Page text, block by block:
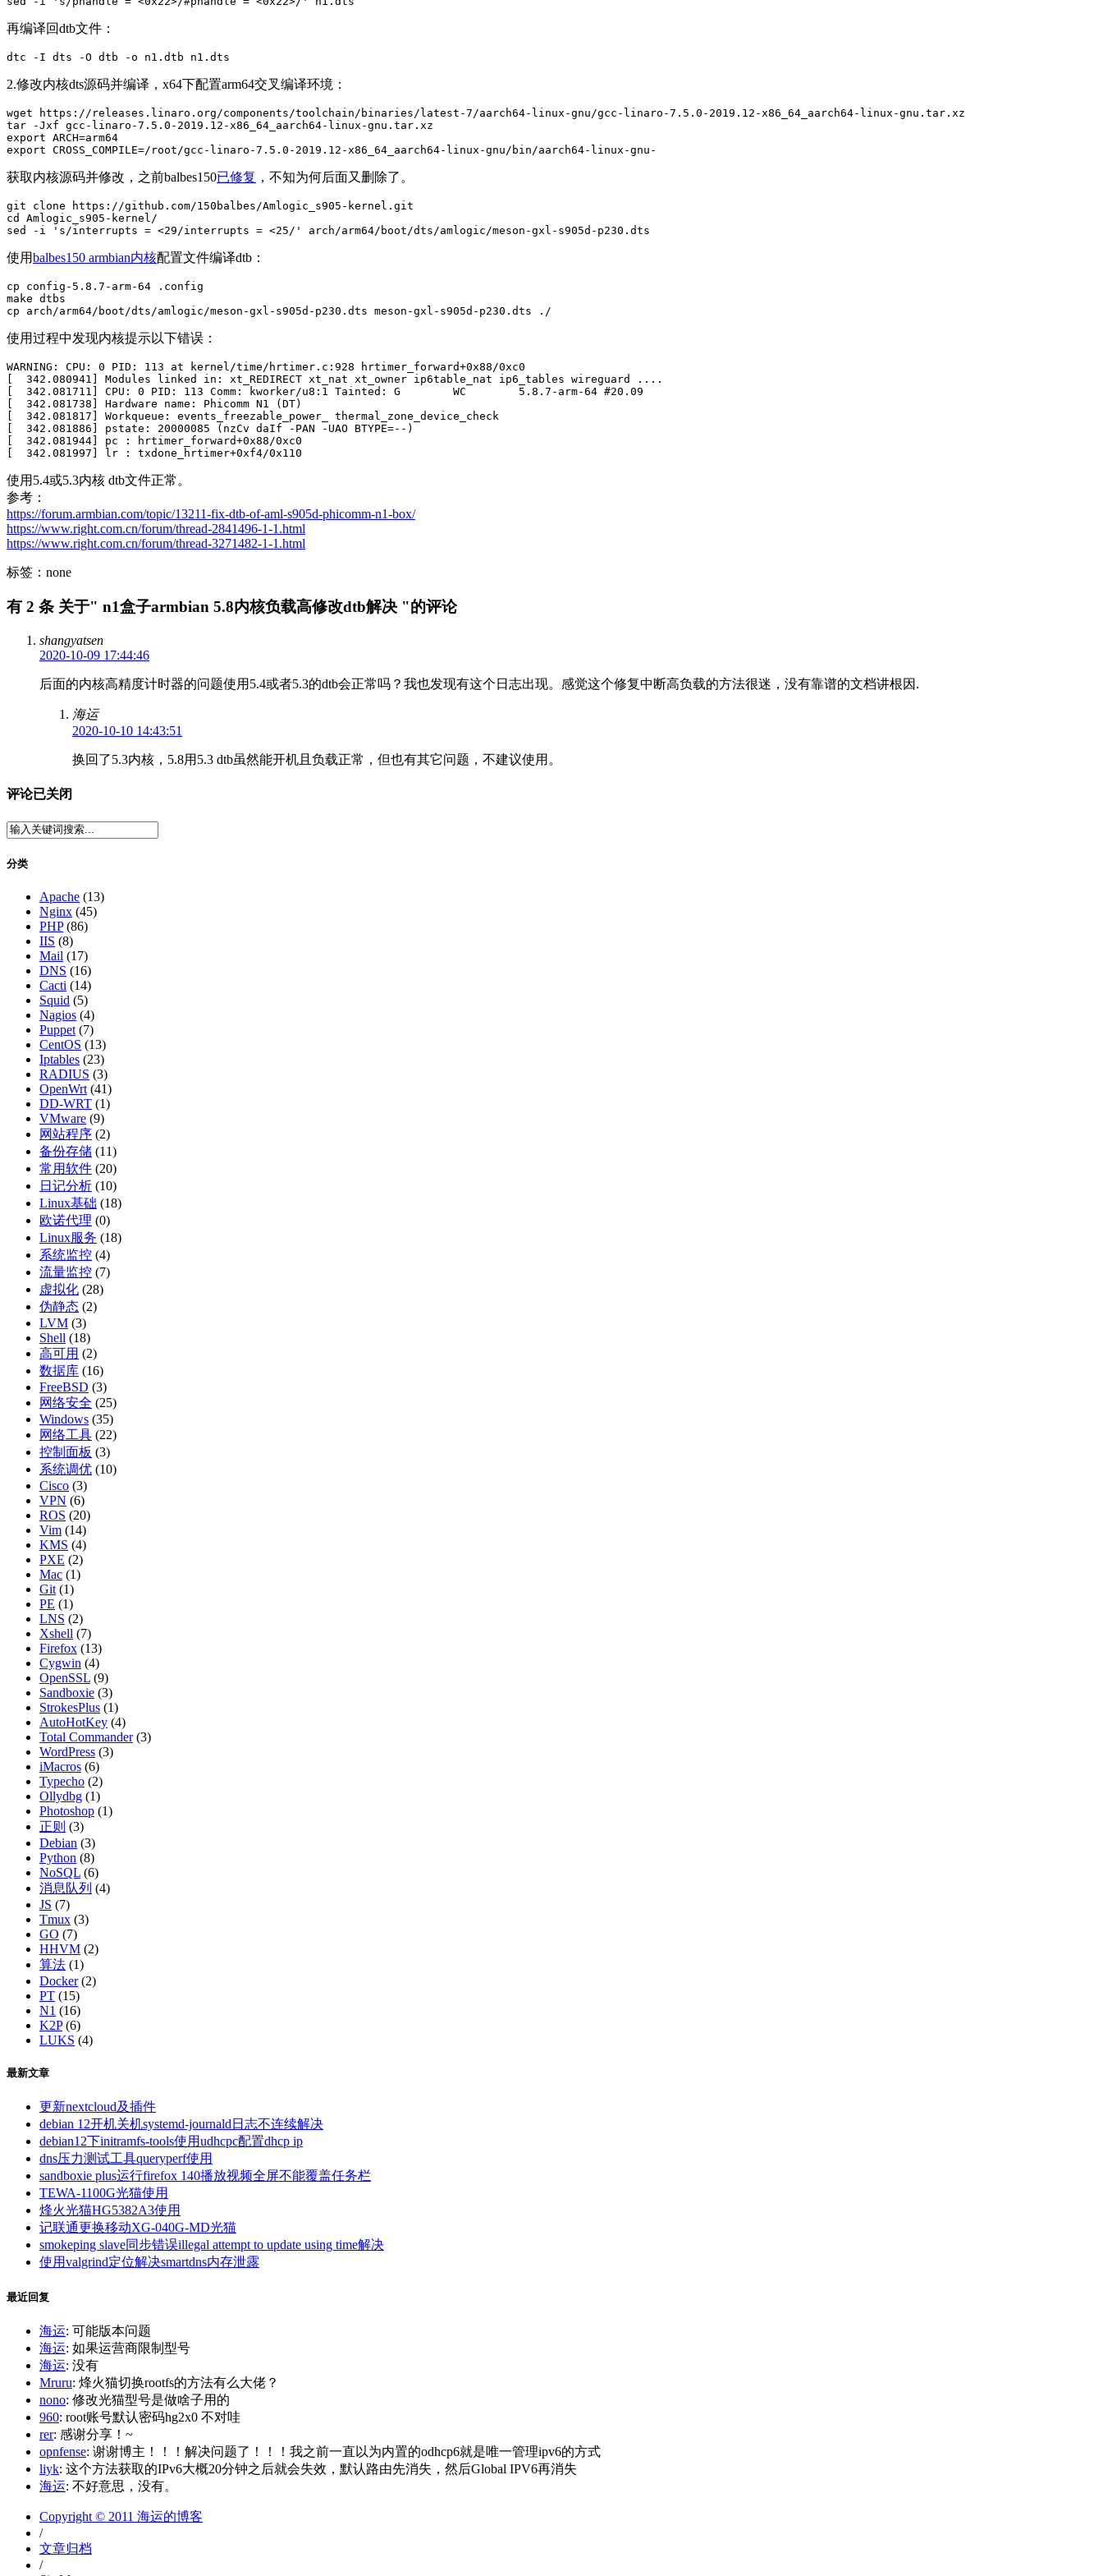
再编译回dtb文件：
dtc -I dts -O dtb -o n1.dtb n1.dts
2.修改内核dts源码并编译，x64下配置arm64交叉编译环境：
wget https://releases.linaro.org/components/toolchain/binaries/latest-7/aarch64-linux-gnu/gcc-linaro-7.5.0-2019.12-x86_64_aarch64-linux-gnu.tar.xz
tar -Jxf gcc-linaro-7.5.0-2019.12-x86_64_aarch64-linux-gnu.tar.xz
export ARCH=arm64
export CROSS_COMPILE=/root/gcc-linaro-7.5.0-2019.12-x86_64_aarch64-linux-gnu/bin/aarch64-linux-gnu-
获取内核源码并修改，之前balbes150已修复 ，不知为何后面又删除了。
git clone https://github.com/150balbes/Amlogic_s905-kernel.git
cd Amlogic_s905-kernel/
sed -i 's/interrupts = <29/interrupts = <25/' arch/arm64/boot/dts/amlogic/meson-gxl-s905d-p230.dts
使用balbes150 armbian内核配置文件编译dtb：
cp config-5.8.7-arm-64 .config
make dtbs
cp arch/arm64/boot/dts/amlogic/meson-gxl-s905d-p230.dts meson-gxl-s905d-p230.dts ./
使用过程中发现内核提示以下错误：
WARNING: CPU: 0 PID: 113 at kernel/time/hrtimer.c:928 hrtimer_forward+0x88/0xc0
[  342.080941] Modules linked in: xt_REDIRECT xt_nat xt_owner ip6table_nat ip6_tables wireguard ....
[  342.081711] CPU: 0 PID: 113 Comm: kworker/u8:1 Tainted: G        WC        5.8.7-arm-64 #20.09
[  342.081738] Hardware name: Phicomm N1 (DT)
[  342.081817] Workqueue: events_freezable_power_ thermal_zone_device_check
[  342.081886] pstate: 20000085 (nzCv daIf -PAN -UAO BTYPE=--)
[  342.081944] pc : hrtimer_forward+0x88/0xc0
[  342.081997] lr : txdone_hrtimer+0xf4/0x110
使用5.4或5.3内核 dtb文件正常。
参考：
https://forum.armbian.com/topic/13211-fix-dtb-of-aml-s905d-phicomm-n1-box/
https://www.right.com.cn/forum/thread-2841496-1-1.html
https://www.right.com.cn/forum/thread-3271482-1-1.html
标签：none
有 2 条 关于" n1盒子armbian 5.8内核负载高修改dtb解决 "的评论
shangyatsen
2020-10-09 17:44:46
后面的内核高精度计时器的问题使用5.4或者5.3的dtb会正常吗？我也发现有这个日志出现。感觉这个修复中断高负载的方法很迷，没有靠谱的文档讲根因.
海运
2020-10-10 14:43:51
换回了5.3内核，5.8用5.3 dtb虽然能开机且负载正常，但也有其它问题，不建议使用。
评论已关闭
分类
Apache (13)
Nginx (45)
PHP(86)
IIS (8)
Mail (17)
DNS (16)
Cacti (14)
Squid (5)
Nagios (4)
Puppet (7)
CentOS (13)
Iptables (23)
RADIUS (3)
OpenWrt (41)
DD-WRT (1)
VMware (9)
网站程序 (2)
备份存储 (11)
常用软件 (20)
日记分析 (10)
Linux基础 (18)
欧诺代理 (0)
Linux服务 (18)
系统监控 (4)
流量监控 (7)
虚拟化 (28)
伪静态 (2)
LVM (3)
Shell (18)
高可用 (2)
数据库 (16)
FreeBSD (3)
网络安全 (25)
Windows (35)
网络工具 (22)
控制面板 (3)
系统调优 (10)
Cisco (3)
VPN (6)
ROS (20)
Vim (14)
KMS (4)
PXE (2)
Mac (1)
Git (1)
PE (1)
LNS (2)
Xshell (7)
Firefox (13)
Cygwin (4)
OpenSSL (9)
Sandboxie (3)
StrokesPlus (1)
AutoHotKey (4)
Total Commander(3)
WordPress (3)
iMacros (6)
Typecho (2)
Ollydbg (1)
Photoshop (1)
正则 (3)
Debian (3)
Python (8)
NoSQL (6)
消息队列 (4)
JS (7)
Tmux (3)
GO (7)
HHVM (2)
算法 (1)
Docker(2)
PT (15)
N1 (16)
K2P(6)
LUKS (4)
最新文章
更新nextcloud及插件
debian 12开机关机systemd-journald日志不连续解决
debian12下initramfs-tools使用udhcpc配置dhcp ip
dns压力测试工具queryperf使用
sandboxie plus运行firefox 140播放视频全屏不能覆盖任务栏
TEWA-1100G光猫使用
烽火光猫HG5382A3使用
记联通更换移动XG-040G-MD光猫
smokeping slave同步错误illegal attempt to update using time解决
使用valgrind定位解决smartdns内存泄露
最近回复
海运: 可能版本问题
海运: 如果运营商限制型号
海运: 没有
Mruru: 烽火猫切换rootfs的方法有么大佬？
nono: 修改光猫型号是做啥子用的
960: root账号默认密码hg2x0 不对哇
rer: 感谢分享！~
opnfense: 谢谢博主！！！解决问题了！！！我之前一直以为内置的odhcp6就是唯一管理ipv6的方式
liyk: 这个方法获取的IPv6大概20分钟之后就会失效，默认路由先消失，然后Global IPV6再消失
海运: 不好意思，没有。
Copyright © 2011 海运的博客
/
文章归档
/